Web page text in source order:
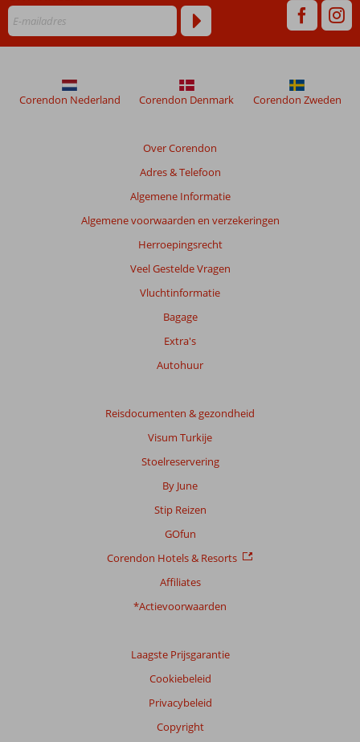
maanden
niet
weergegeven
om
garanderen.
Over Corendon
Adres & Telefoon
Algemene Informatie
Algemene voorwaarden en verzekeringen
Herroepingsrecht
Veel Gestelde Vragen
Vluchtinformatie
Bagage
Extra's
Autohuur
Reisdocumenten & gezondheid
Visum Turkije
Stoelreservering
By June
Stip Reizen
GOfun
Corendon Hotels & Resorts
Affiliates
*Actievoorwaarden
Laagste Prijsgarantie
Cookiebeleid
Privacybeleid
Copyright
Corendon Nederland Corendon Denmark Corendon Zweden